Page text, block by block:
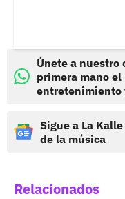
Únete a nuestro
primera mano
entretenimiento
Sigue a La
de la música
Relacionados